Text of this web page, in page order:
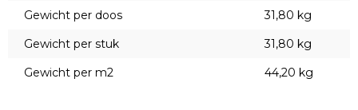
Gewicht per doos
31,80 kg
Gewicht per stuk
31,80 kg
Gewicht per m2
44,20 kg